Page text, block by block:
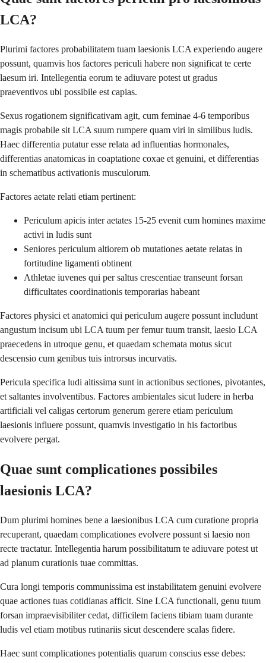
LCA?
Plurimi factores probabilitatem tuam laesionis LCA experiendo augere
possunt, quamvis hos factores periculi habere non significat te certe
laesum iri. Intellegentia eorum te adiuvare potest ut gradus
praeventivos ubi possibile est capias.
Sexus rogationem significativam agit, cum feminae 4-6 temporibus
magis probabile sit LCA suum rumpere quam viri in similibus ludis.
Haec differentia putatur esse relata ad influentias hormonales,
differentias anatomicas in coaptatione coxae et genuini, et differentias
in schematibus activationis musculorum.
Factores aetate relati etiam pertinent:
Periculum apicis inter aetates 15-25 evenit cum homines maxime
activi in ludis sunt
Seniores periculum altiorem ob mutationes aetate relatas in
fortitudine ligamenti obtinent
Athletae iuvenes qui per saltus crescentiae transeunt forsan
difficultates coordinationis temporarias habeant
Factores physici et anatomici qui periculum augere possunt includunt
angustum incisum ubi LCA tuum per femur tuum transit, laesio LCA
praecedens in utroque genu, et quaedam schemata motus sicut
descensio cum genibus tuis introrsus incurvatis.
Pericula specifica ludi altissima sunt in actionibus sectiones, pivotantes,
et saltantes involventibus. Factores ambientales sicut ludere in herba
artificiali vel caligas certorum generum gerere etiam periculum
laesionis influere possunt, quamvis investigatio in his factoribus
evolvere pergat.
Quae sunt complicationes possibiles
laesionis LCA?
Dum plurimi homines bene a laesionibus LCA cum curatione propria
recuperant, quaedam complicationes evolvere possunt si laesio non
recte tractatur. Intellegentia harum possibilitatum te adiuvare potest ut
ad planum curationis tuae committas.
Cura longi temporis communissima est instabilitatem genuini evolvere
quae actiones tuas cotidianas afficit. Sine LCA functionali, genu tuum
forsan impraevisibiliter cedat, difficilem faciens tibiam tuam durante
ludis vel etiam motibus rutinariis sicut descendere scalas fidere.
Haec sunt complicationes potentialis quarum conscius esse debes: